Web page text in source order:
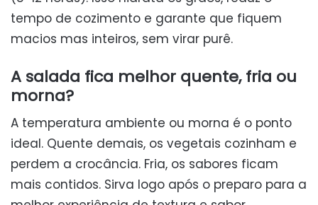
tempo de cozimento e garante que fiquem
macios mas inteiros, sem virar purê.
A salada fica melhor quente, fria ou
morna?
A temperatura ambiente ou morna é o ponto
ideal. Quente demais, os vegetais cozinham e
perdem a crocância. Fria, os sabores ficam
mais contidos. Sirva logo após o preparo para a